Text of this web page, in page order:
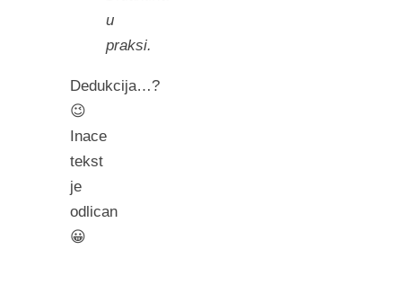
u
praksi.
Dedukcija…?
😉
Inace
tekst
je
odlican
😀